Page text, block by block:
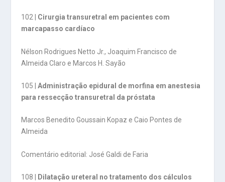
102 | Cirurgia transuretral em pacientes com
marcapasso cardíaco
Nélson Rodrigues Netto Jr., Joaquim Francisco de
Almeida Claro e Marcos H. Sayão
105 |Administração epidural de morfina em anestesia
para ressecção transuretral da próstata
Marcos Benedito Goussain Kopaz e Caio Pontes de
Almeida
Comentário editorial: José Galdi de Faria
108 |
Dilatação ureteral no tratamento dos cálculos